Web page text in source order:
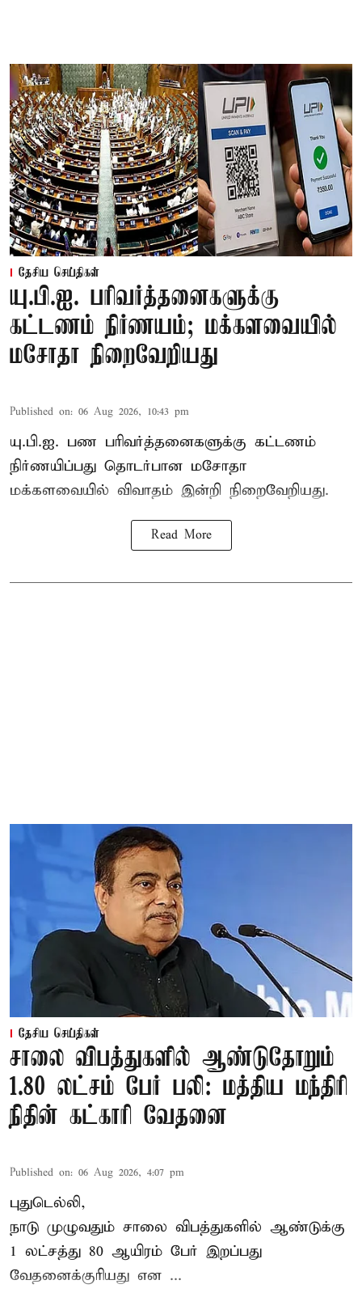
தேசிய செய்திகள்
யு.பி.ஐ. பரிவர்த்தனைகளுக்கு
கட்டணம் நிர்ணயம்; மக்களவையில்
மசோதா நிறைவேறியது
Published on: 06 Aug 2026, 10:43 pm
யு.பி.ஐ. பண பரிவர்த்தனைகளுக்கு கட்டணம்
நிர்ணயிப்பது தொடர்பான மசோதா
மக்களவையில் விவாதம் இன்றி நிறைவேறியது.
Read More
தேசிய செய்திகள்
சாலை விபத்துகளில் ஆண்டுதோறும்
1.80 லட்சம் பேர் பலி: மத்திய மந்திரி
நிதின் கட்காரி வேதனை
Published on: 06 Aug 2026, 4:07 pm
புதுடெல்லி,
நாடு முழுவதும் சாலை விபத்துகளில் ஆண்டுக்கு
1 லட்சத்து 80 ஆயிரம் பேர் இறப்பது
வேதனைக்குரியது என ...